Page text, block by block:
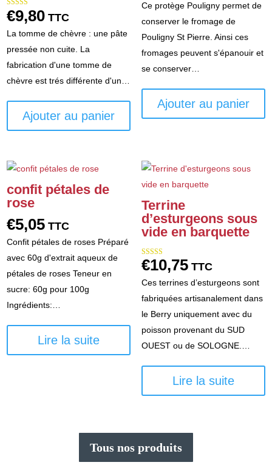
Note
5.00
€9,80 TTC
La tomme de chèvre : une pâte
pressée non cuite. La
fabrication d'une tomme de
chèvre est trés différente d'un…
Ajouter au panier
Ce protège Pouligny permet de
conserver le fromage de
Pouligny St Pierre. Ainsi ces
fromages peuvent s'épanouir et
se conserver…
Ajouter au panier
confit pétales de
rose
€5,05 TTC
Confit pétales de roses Préparé
avec 60g d'extrait aqueux de
pétales de roses Teneur en
sucre: 60g pour 100g
Ingrédients:…
Lire la suite
Terrine
d’esturgeons sous
vide en barquette
Note
5.00
€10,75 TTC
Ces terrines d’esturgeons sont
fabriquées artisanalement dans
le Berry uniquement avec du
poisson provenant du SUD
OUEST ou de SOLOGNE.…
Lire la suite
Tous nos produits